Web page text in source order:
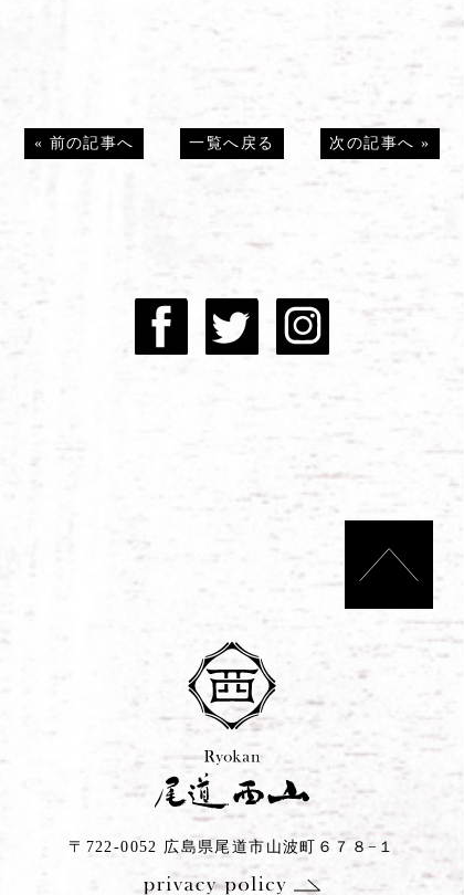
« 前の記事へ 一覧へ戻る 次の記事へ »
〒722-0052 広島県尾道市山波町６７８−１